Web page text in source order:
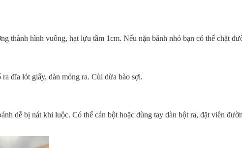
thành hình vuông, hạt lựu tầm 1cm. Nếu nặn bánh nhỏ bạn có thể chặt
đĩa lót giấy, dàn mỏng ra. Cùi dừa bào sợi.
dễ bị nát khi luộc. Có thể cán bột hoặc dùng tay dàn bột ra, đặt viên